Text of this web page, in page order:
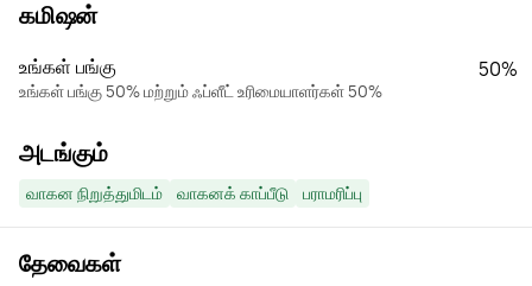
கமிஷன்
உங்கள் பங்கு
உங்கள் பங்கு 50% மற்றும் ஃப்ளீட் உரிமையாளர்கள் 50%
50%
அடங்கும்
வாகன நிறுத்துமிடம் வாகனக் காப்பீடு பராமரிப்பு
தேவைகள்